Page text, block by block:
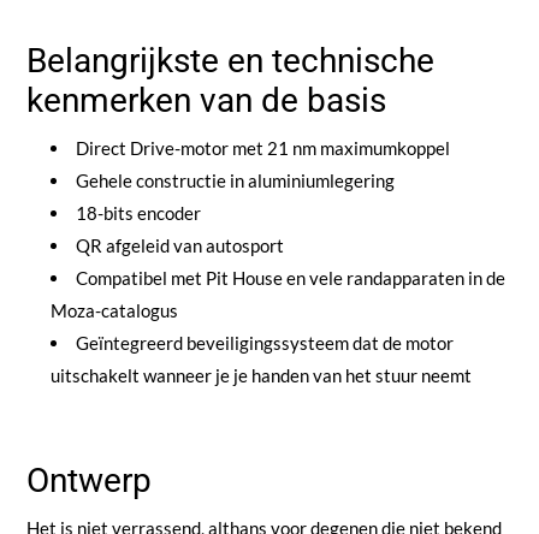
Belangrijkste en technische
kenmerken van de basis
Direct Drive-motor met 21 nm maximumkoppel
Gehele constructie in aluminiumlegering
18-bits encoder
QR afgeleid van autosport
Compatibel met Pit House en vele randapparaten in de
Moza-catalogus
Geïntegreerd beveiligingssysteem dat de motor
uitschakelt wanneer je je handen van het stuur neemt
Ontwerp
Het is niet verrassend, althans voor degenen die niet bekend